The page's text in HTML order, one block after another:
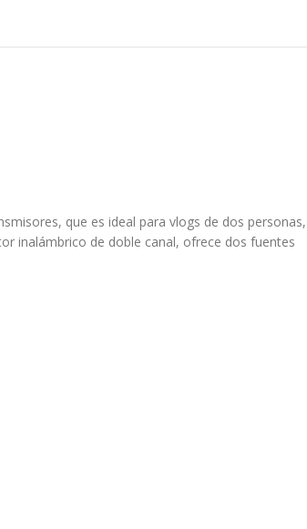
que es ideal para vlogs de dos personas,
inalámbrico de doble canal, ofrece dos fuentes